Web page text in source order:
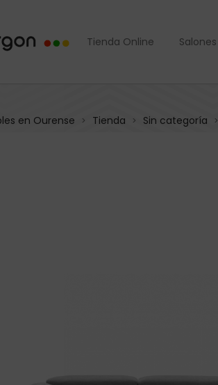
Tienda Online Salones
en Ourense > Tienda > Sin categoría >